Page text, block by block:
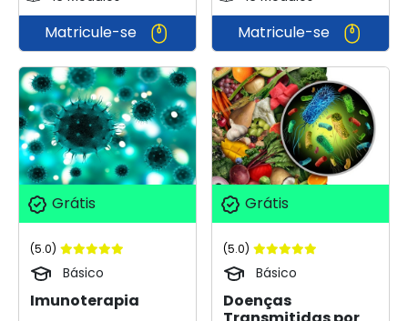
Matricule-se Matricule-se
Grátis
(5.0)
Básico
Imunoterapia
Grátis
(5.0)
Básico
Doenças